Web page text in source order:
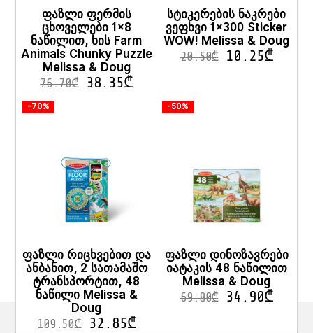
ფაზლი ფერმის
ცხოველები 1×8
ნაწილით, ხის Farm
Animals Chunky Puzzle
Melissa & Doug
76.70₾ 38.35₾
სტიკერების ნაკრები
ვეფხვი 1×300 Sticker
WOW! Melissa & Doug
20.50₾ 10.25₾
-70%
ფაზლი რიცხვებით და
ანბანით, 2 სათამაშო
ტრანსპორტით, 48
ნაწილი Melissa &
Doug
109.50₾ 32.85₾
-50%
ფაზლი დინოზავრები
იატაკის 48 ნაწილით
Melissa & Doug
69.80₾ 34.90₾